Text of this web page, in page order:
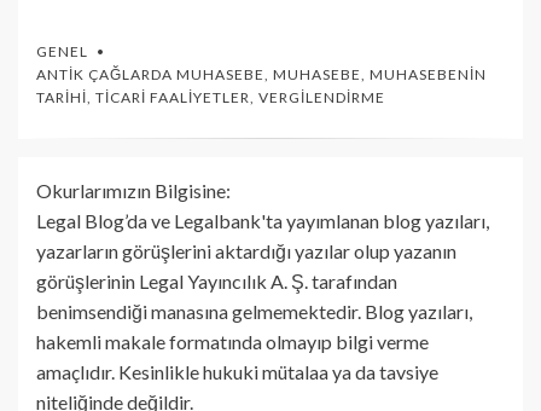
GENEL
ANTIK ÇAĞLARDA MUHASEBE MUHASEBE MUHASEBENIN
TARIHI TICARI FAALIYETLER VERGILENDIRME
Okurlarımızın Bilgisine:
Legal Blog’da ve Legalbank'ta yayımlanan blog yazıları,
yazarların görüşlerini aktardığı yazılar olup yazanın
görüşlerinin Legal Yayıncılık A. Ş. tarafından
benimsendiği manasına gelmemektedir. Blog yazıları,
hakemli makale formatında olmayıp bilgi verme
amaçlıdır. Kesinlikle hukuki mütalaa ya da tavsiye
niteliğinde değildir.